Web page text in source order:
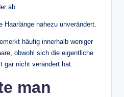
ab.
Haarlänge nahezu unverändert.
häufig innerhalb weniger
obwohl sich die eigentliche
gar nicht verändert hat.
man